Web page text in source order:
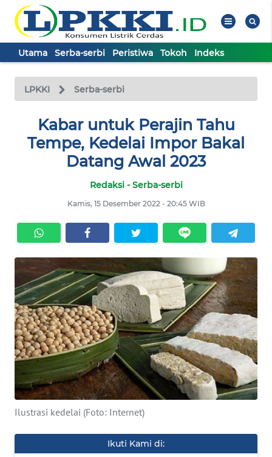
Utama Serba-serbi Peristiwa Tokoh Indeks
LPKKI Serba-serbi
Kabar untuk Perajin Tahu
Tempe, Kedelai Impor Bakal
Datang Awal 2023
Redaksi - Serba-serbi
Kamis, 15 Desember 2022 - 20:45 WIB
Ilustrasi kedelai (Foto: Internet)
Ikuti Kami di:
TV
Tutup
UTAMA
TOKOH
Informasi
INDEKS
BERITA
KONTAK
KAMI
INFO
IKLAN
TENTANG